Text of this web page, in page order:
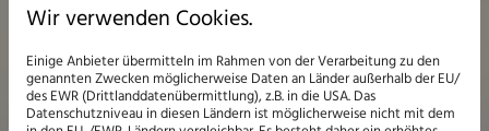
Stadt Leipzig
Wir verwenden Cookies.
Einige Anbieter übermitteln im Rahmen von der Verarbeitung zu den
genannten Zwecken möglicherweise Daten an Länder außerhalb der EU/
des EWR (Drittlanddatenübermittlung), z.B. in die USA. Das
Datenschutzniveau in diesen Ländern ist möglicherweise nicht mit dem